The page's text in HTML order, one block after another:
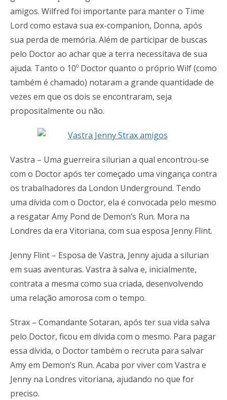
amigos. Wilfred foi importante para manter o Time
Lord como estava sua ex-companion, Donna, após
sua perda de memória. Além de participar de buscas
pelo Doctor ao achar que a terra necessitava de sua
ajuda. Tanto o 10º Doctor quanto o próprio Wilf (como
também é chamado) notaram a grande quantidade de
vezes em que os dois se encontraram, seja
propositalmente ou não.
Vastra – Uma guerreira silurian a qual encontrou-se
com o Doctor após ter começado uma vingança contra
os trabalhadores da London Underground. Tendo
uma dívida com o Doctor, ela é convocada pelo mesmo
a resgatar Amy Pond de Demon’s Run. Mora na
Londres da era Vitoriana, com sua esposa Jenny Flint.
Jenny Flint – Esposa de Vastra, Jenny ajuda a silurian
em suas aventuras. Vastra à salva e, inicialmente,
contrata a mesma como sua criada, desenvolvendo
uma relação amorosa com o tempo.
Strax – Comandante Sotaran, após ter sua vida salva
pelo Doctor, ficou em dívida com o mesmo. Para pagar
essa dívida, o Doctor também o recruta para salvar
Amy em Demon’s Run. Acaba por viver com Vastra e
Jenny na Londres vitoriana, ajudando no que for
preciso.